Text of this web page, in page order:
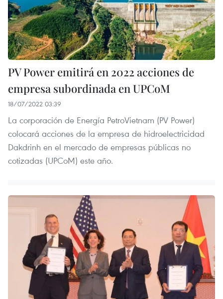
PV Power emitirá en 2022 acciones de
empresa subordinada en UPCoM
18/07/2022 03:39
La corporación de Energía PetroVietnam (PV Power)
colocará acciones de la empresa de hidroelectricidad
Dakdrinh en el mercado de empresas públicas no
cotizadas (UPCoM) este año.